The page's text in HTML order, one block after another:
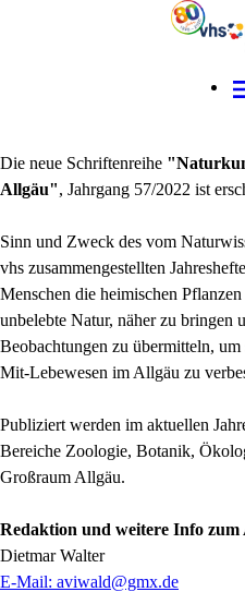
Die neue Schriftenreihe
Allgäu", Jahrgang 57/2022 ist
Sinn und Zweck des vom
vhs zusammengestellten
Menschen die heimischen
unbelebte Natur, näher zu bringen
Beobachtungen zu übermitteln,
Mit-Lebewesen im Allgäu zu
Publiziert werden im aktuellen
Bereiche Zoologie, Botanik,
Großraum Allgäu.
Redaktion und weitere Info zum
Dietmar Walter
E-Mail: aviwald@gmx.de